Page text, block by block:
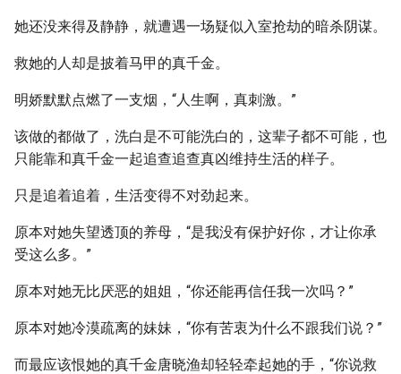
她还没来得及静静，就遭遇一场疑似入室抢劫的暗杀阴谋。
救她的人却是披着马甲的真千金。
明娇默默点燃了一支烟，“人生啊，真刺激。”
该做的都做了，洗白是不可能洗白的，这辈子都不可能，也
只能靠和真千金一起追查追查真凶维持生活的样子。
只是追着追着，生活变得不对劲起来。
原本对她失望透顶的养母，“是我没有保护好你，才让你承
受这么多。”
原本对她无比厌恶的姐姐，“你还能再信任我一次吗？”
原本对她冷漠疏离的妹妹，“你有苦衷为什么不跟我们说？”
而最应该恨她的真千金唐晓渔却轻轻牵起她的手，“你说救